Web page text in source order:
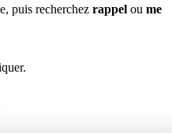
puis recherchez rappel ou me